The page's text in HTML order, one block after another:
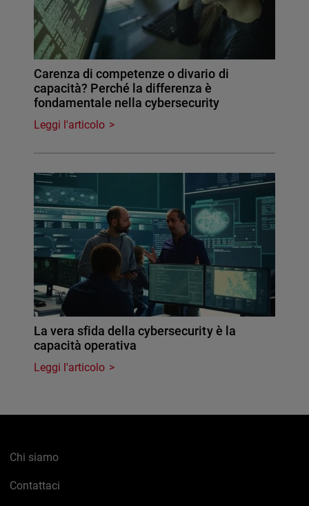
Carenza di competenze o divario di
capacità? Perché la differenza è
fondamentale nella cybersecurity
Leggi l'articolo
La vera sfida della cybersecurity è la
capacità operativa
Leggi l'articolo
Chi siamo
Contattaci